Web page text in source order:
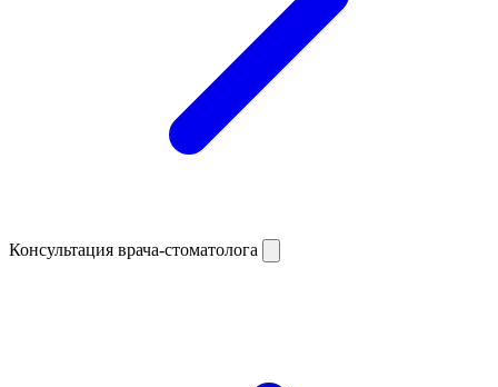
Консультация врача-стоматолога